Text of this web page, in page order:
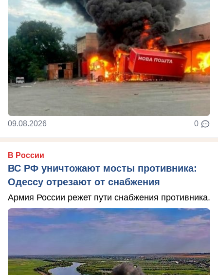
09.08.2026 0
В России
ВС РФ уничтожают мосты противника:
Одессу отрезают от снабжения
Армия России режет пути снабжения противника.